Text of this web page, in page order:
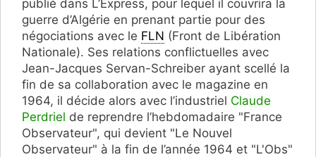
publié dans L’Express, pour lequel il couvrira la
guerre d’Algérie en prenant partie pour des
négociations avec le FLN (Front de Libération
Nationale). Ses relations conflictuelles avec
Jean-Jacques Servan-Schreiber ayant scellé la
fin de sa collaboration avec le magazine en
1964, il décide alors avec l’industriel Claude
Perdriel de reprendre l’hebdomadaire "France
Observateur", qui devient "Le Nouvel
Observateur" à la fin de l’année 1964 et "L'Obs"